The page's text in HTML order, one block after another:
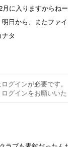
月に入りますからね
日から、またファイ
タ
グインが必要です。
グインをお願いいた